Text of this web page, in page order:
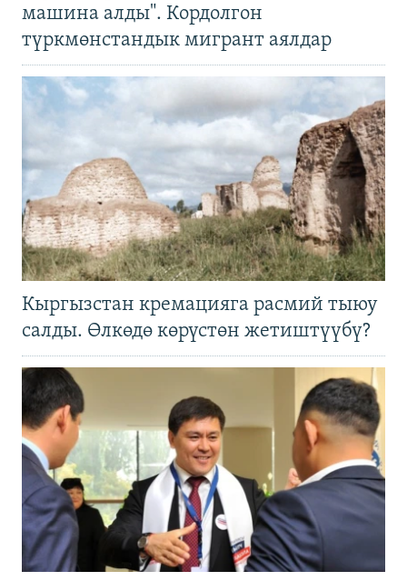
машина алды". Кордолгон
түркмөнстандык мигрант аялдар
Кыргызстан кремацияга расмий тыюу
салды. Өлкөдө көрүстөн жетиштүүбү?